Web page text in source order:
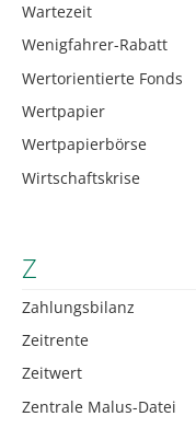
Wartezeit
Wenigfahrer-Rabatt
Wertorientierte Fonds
Wertpapier
Wertpapierbörse
Wirtschaftskrise
Z
Zahlungsbilanz
Zeitrente
Zeitwert
Zentrale Malus-Datei